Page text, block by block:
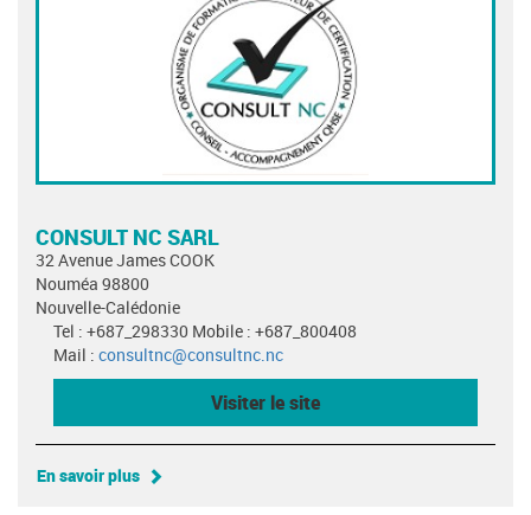
CONSULT NC SARL
32 Avenue James COOK
Nouméa 98800
Nouvelle-Calédonie
Tel : +687_298330 Mobile : +687_800408
Mail : consultnc@consultnc.nc
Visiter le site
En savoir plus